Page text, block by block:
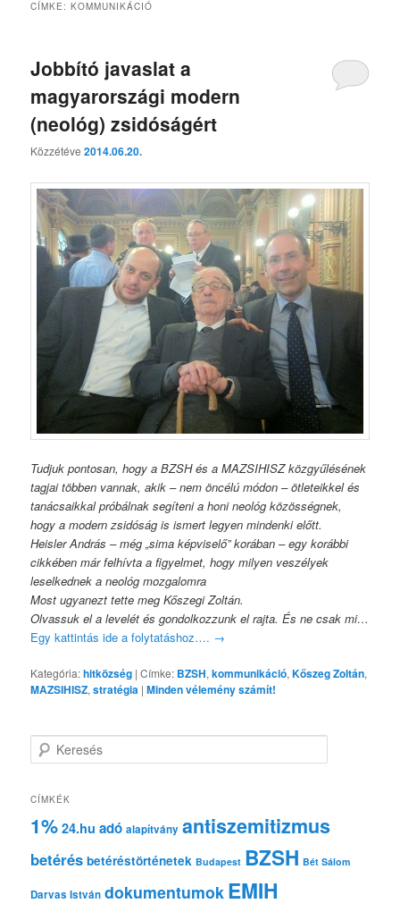
CÍMKE:KOMMUNIKÁCIÓ
Jobbító javaslat a
magyarországi modern
(neológ) zsidóságért
Közzétéve2014.06.20.
Tudjuk pontosan, hogy a BZSH és a MAZSIHISZ közgyűlésének
tagjai többen vannak, akik – nem öncélú módon – ötleteikkel és
tanácsaikkal próbálnak segíteni a honi neológ közösségnek,
hogy a modern zsidóság is ismert legyen mindenki előtt.
Heisler András – még „sima képviselő” korában – egy korábbi
cikkében már felhívta a figyelmet, hogy milyen veszélyek
leselkednek a neológ mozgalomra
Most ugyanezt tette meg Kőszegi Zoltán.
Olvassuk el a levelét és gondolkozzunk el rajta. És ne csak mi…
Egy kattintás ide a folytatáshoz…. →
Kategória:hitközség |Címke: BZSH,kommunikáció,Kőszeg Zoltán,
MAZSIHISZ,stratégia |Minden vélemény számít!
e
e
é
CÍMKÉK
1% 24.hu adó alapítvány antiszemitizmus
betérés betéréstörténetek Budapest BZSH Bét Sálom
Darvas István dokumentumok EMIH